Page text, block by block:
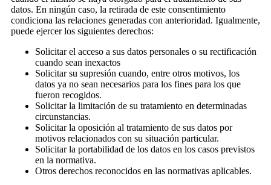
datos. En ningún caso, la retirada de este consentimiento
condiciona las relaciones generadas con anterioridad. Igualmente,
puede ejercer los siguientes derechos:
Solicitar el acceso a sus datos personales o su rectificación
cuando sean inexactos
Solicitar su supresión cuando, entre otros motivos, los
datos ya no sean necesarios para los fines para los que
fueron recogidos.
Solicitar la limitación de su tratamiento en determinadas
circunstancias.
Solicitar la oposición al tratamiento de sus datos por
motivos relacionados con su situación particular.
Solicitar la portabilidad de los datos en los casos previstos
en la normativa.
Otros derechos reconocidos en las normativas aplicables.